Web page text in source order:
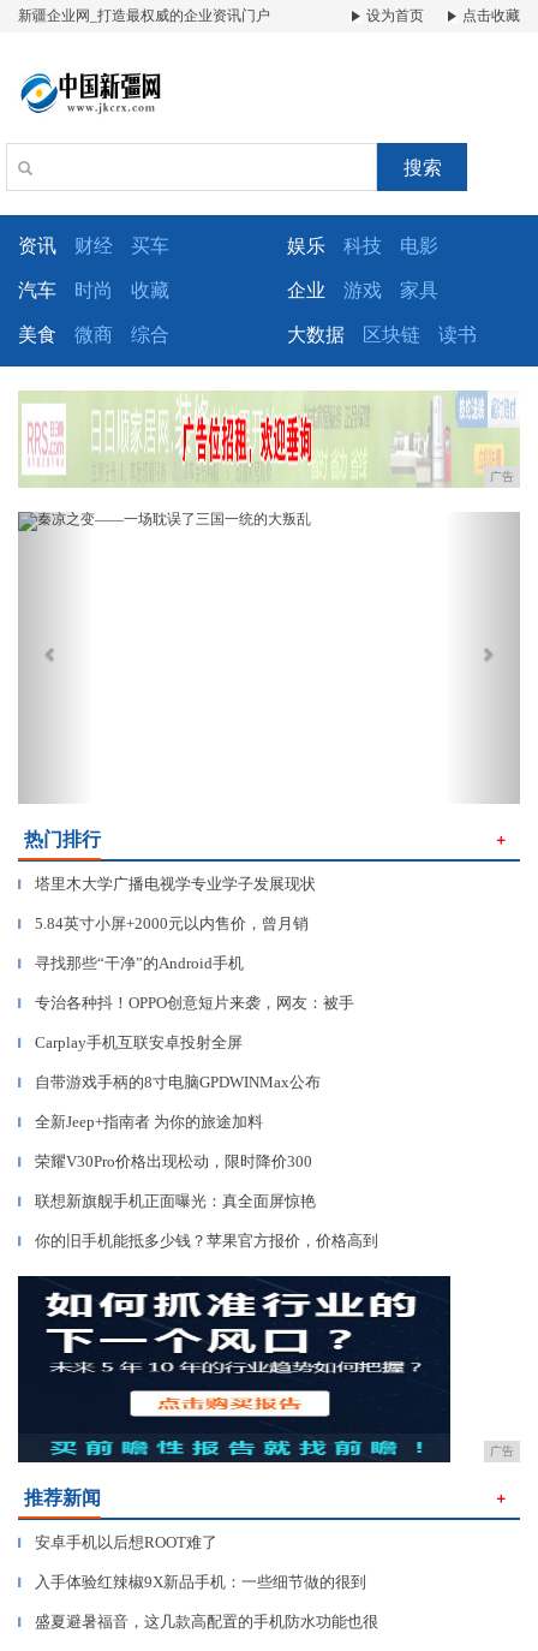
新疆企业网_打造最权威的企业资讯门户 设为首页 点击收藏
搜索
资讯 财经 买车 娱乐 科技 电影
汽车 时尚 收藏 企业 游戏 家具
美食 微商 综合 大数据 区块链 读书
广告
Previous
热门排行 ＋
▎ 塔里木大学广播电视学专业学子发展现状
▎ 5.84英寸小屏+2000元以内售价，曾月销
▎ 寻找那些“干净”的Android手机
▎ 专治各种抖！OPPO创意短片来袭，网友：被手
▎ Carplay手机互联安卓投射全屏
▎ 自带游戏手柄的8寸电脑GPDWINMax公布
▎ 全新Jeep+指南者 为你的旅途加料
▎ 荣耀V30Pro价格出现松动，限时降价300
▎ 联想新旗舰手机正面曝光：真全面屏惊艳
▎ 你的旧手机能抵多少钱？苹果官方报价，价格高到
广告
推荐新闻 ＋
▎ 安卓手机以后想ROOT难了
▎ 入手体验红辣椒9X新品手机：一些细节做的很到
▎ 盛夏避暑福音，这几款高配置的手机防水功能也很